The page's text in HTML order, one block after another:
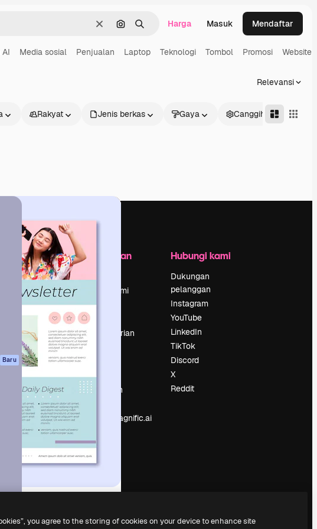
JernihPencarian berdasarkan gambar
MencariHarga Masuk Mendaftar
Media sosial Penjualan Laptop Teknologi Tombol Promosi Website
Relevansi
Rakyat Jenis berkas Gaya Canggih
privasi
Baru
Cookie
kepercayaan
Perusahaan
Tentang kami
Reviews
Karier
Tren pencarian
Blog
Acara
Slidesgo
Jual konten
Ruang pers
Mencari magnific.ai
Hubungi kami
Dukungan
pelanggan
Instagram
YouTube
LinkedIn
TikTok
Discord
X
Reddit
.
you agree to the storing of cookies on your device to enhance site